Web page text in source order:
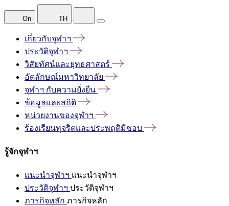
On TH
เกี่ยวกับจุฬาฯ
ประวัติจุฬาฯ
วิสัยทัศน์และยุทธศาสตร์
อัตลักษณ์มหาวิทยาลัย
จุฬาฯ กับความยั่งยืน
ข้อมูลและสถิติ
หน่วยงานของจุฬาฯ
ร้องเรียนทุจริตและประพฤติมิชอบ
รู้จักจุฬาฯ
แนะนำจุฬาฯ แนะนำจุฬาฯ
ประวัติจุฬาฯ ประวัติจุฬาฯ
ภารกิจหลัก ภารกิจหลัก